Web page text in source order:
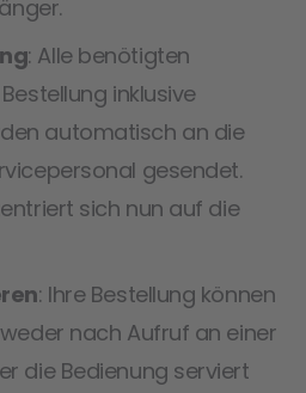
: Alle benötigten
inklusive
automatisch an die
gesendet.
sich nun auf die
: Ihre Bestellung können
nach Aufruf an einer
die Bedienung serviert